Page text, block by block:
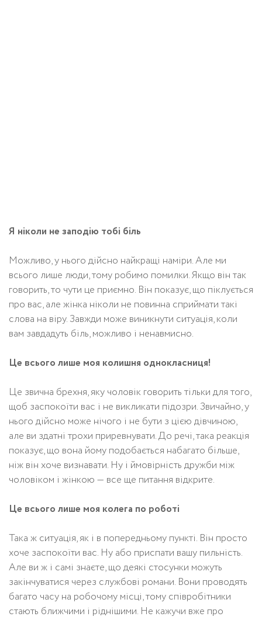
Я ніколи не заподію тобі біль
Можливо, у нього дійсно найкращі наміри. Але ми
всього лише люди, тому робимо помилки. Якщо він так
говорить, то чути це приємно. Він показує, що піклується
про вас, але жінка ніколи не повинна сприймати такі
слова на віру. Завжди може виникнути ситуація, коли
вам завдадуть біль, можливо і ненавмисно.
Це всього лише моя колишня однокласниця!
Це звична брехня, яку чоловік говорить тільки для того,
щоб заспокоїти вас і не викликати підозри. Звичайно, у
нього дійсно може нічого і не бути з цією дівчиною,
але ви здатні трохи приревнувати. До речі, така реакція
показує, що вона йому подобається набагато більше,
ніж він хоче визнавати. Ну і ймовірність дружби між
чоловіком і жінкою — все ще питання відкрите.
Це всього лише моя колега по роботі
Така ж ситуація, як і в попередньому пункті. Він просто
хоче заспокоїти вас. Ну або приспати вашу пильність.
Але ви ж і самі знаєте, що деякі стосунки можуть
закінчуватися через службові романи. Вони проводять
багато часу на робочому місці, тому співробітники
стають ближчими і ріднішими. Не кажучи вже про